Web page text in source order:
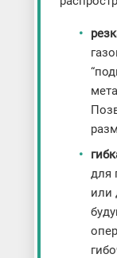
для
или